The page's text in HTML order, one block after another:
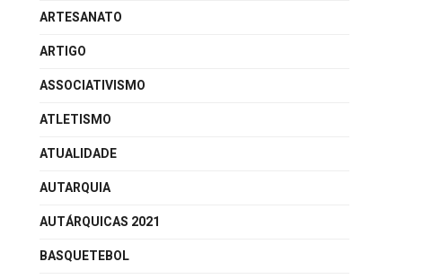
ARTESANATO
ARTIGO
ASSOCIATIVISMO
ATLETISMO
ATUALIDADE
AUTARQUIA
AUTÁRQUICAS 2021
BASQUETEBOL